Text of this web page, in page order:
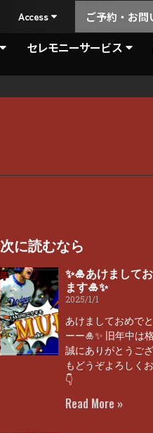
Access ご予約・お問
セレモニーサービス
次に読むなら
✨🎍あけまして
ます🎍✨
2025/1/1
あけましておめで
ーー🎍✨ 旧年中は
誠にありがとうご
もどうぞよろしく
👇
Read More »